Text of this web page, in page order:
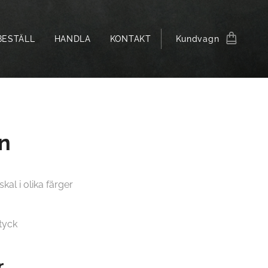
HANDLA KONTAKT Kundvagn
i olika färger